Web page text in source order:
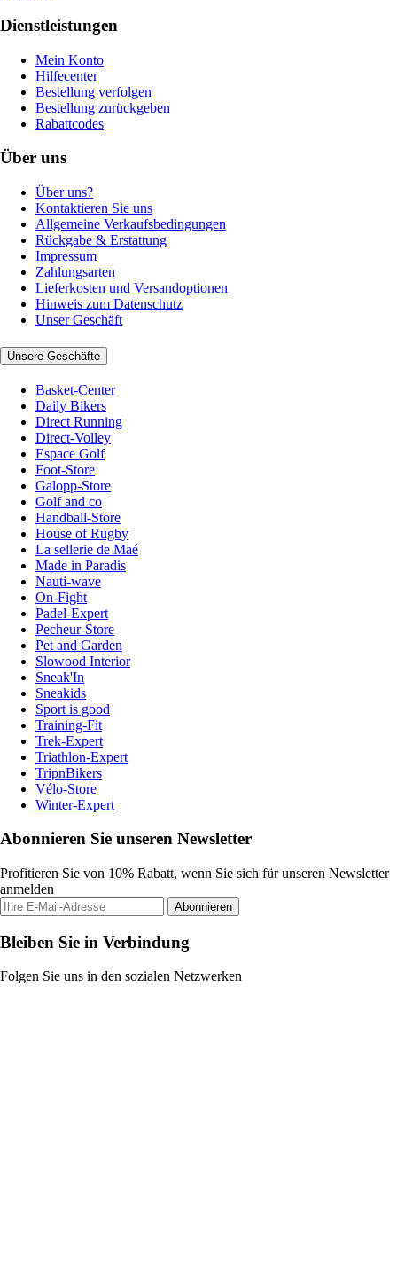
Dienstleistungen
Mein Konto
Hilfecenter
Bestellung verfolgen
Bestellung zurückgeben
Rabattcodes
Über uns
Über uns?
Kontaktieren Sie uns
Allgemeine Verkaufsbedingungen
Rückgabe & Erstattung
Impressum
Zahlungsarten
Lieferkosten und Versandoptionen
Hinweis zum Datenschutz
Unser Geschäft
Unsere Geschäfte
Basket-Center
Daily Bikers
Direct Running
Direct-Volley
Espace Golf
Foot-Store
Galopp-Store
Golf and co
Handball-Store
House of Rugby
La sellerie de Maé
Made in Paradis
Nauti-wave
On-Fight
Padel-Expert
Pecheur-Store
Pet and Garden
Slowood Interior
Sneak'In
Sneakids
Sport is good
Training-Fit
Trek-Expert
Triathlon-Expert
TripnBikers
Vélo-Store
Winter-Expert
Abonnieren Sie unseren Newsletter
Profitieren Sie von 10% Rabatt, wenn Sie sich für unseren Newsletter
anmelden
Abonnieren
Bleiben Sie in Verbindung
Folgen Sie uns in den sozialen Netzwerken